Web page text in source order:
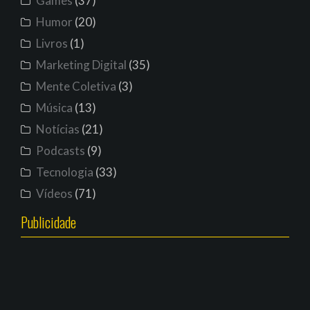
Humor (20)
Livros (1)
Marketing Digital (35)
Mente Coletiva (3)
Música (13)
Notícias (21)
Podcasts (9)
Tecnologia (33)
Vídeos (71)
Publicidade